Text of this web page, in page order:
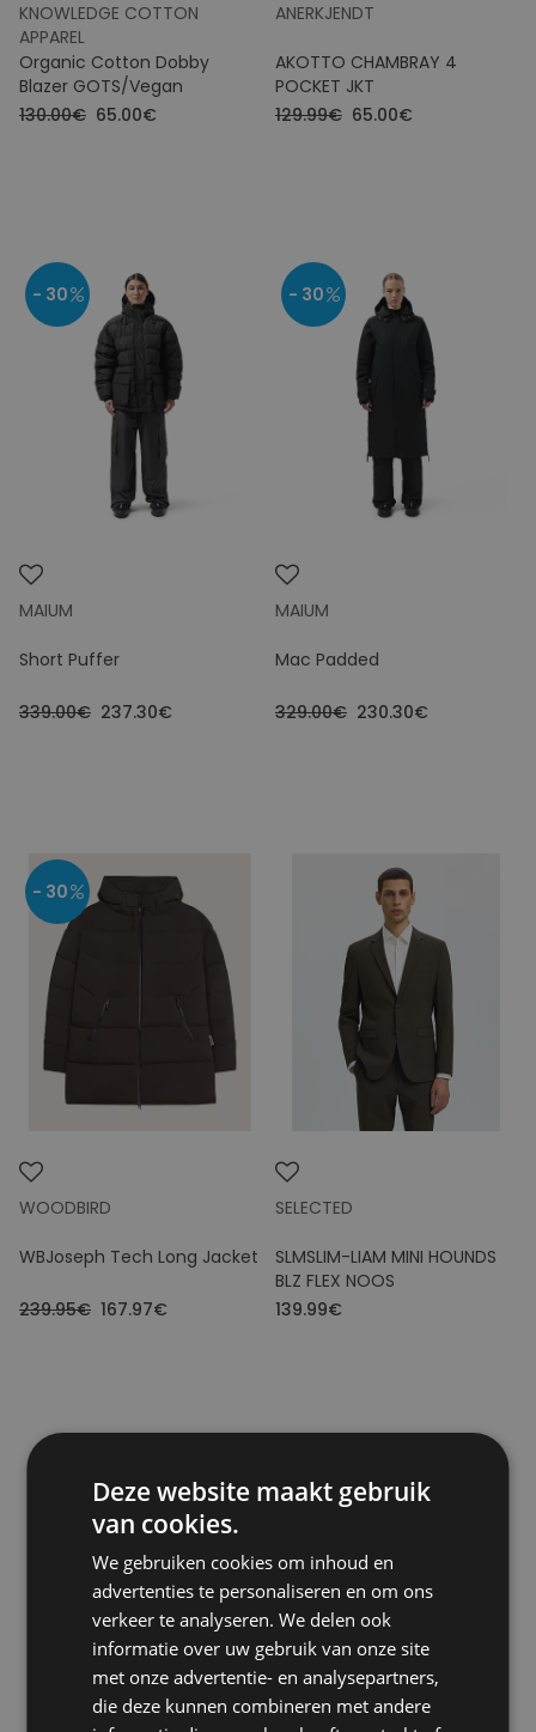
KNOWLEDGE COTTON
APPAREL
Organic Cotton Dobby
Blazer GOTS/Vegan
130.00€ 65.00€
ANERKJENDT
AKOTTO CHAMBRAY 4
POCKET JKT
129.99€ 65.00€
MAIUM
Short Puffer
339.00€ 237.30€
- 30
MAIUM
Mac Padded
329.00€ 230.30€
- 30
WOODBIRD
WBJoseph Tech Long Jacket
239.95€ 167.97€
- 30
SELECTED
SLMSLIM-LIAM MINI HOUNDS
BLZ FLEX NOOS
139.99€
- 50
Deze website maakt gebruik
van cookies.
We gebruiken cookies om inhoud en
advertenties te personaliseren en om ons
verkeer te analyseren. We delen ook
informatie over uw gebruik van onze site
met onze advertentie- en analysepartners,
die deze kunnen combineren met andere